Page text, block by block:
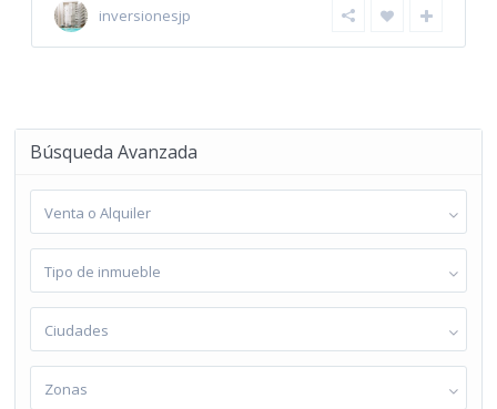
inversionesjp
Búsqueda Avanzada
Venta o Alquiler
Tipo de inmueble
Ciudades
Zonas